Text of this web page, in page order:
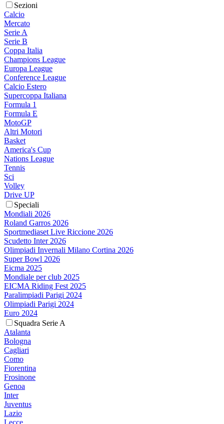
Sezioni
Calcio
Mercato
Serie A
Serie B
Coppa Italia
Champions League
Europa League
Conference League
Calcio Estero
Supercoppa Italiana
Formula 1
Formula E
MotoGP
Altri Motori
Basket
America's Cup
Nations League
Tennis
Sci
Volley
Drive UP
Speciali
Mondiali 2026
Roland Garros 2026
Sportmediaset Live Riccione 2026
Scudetto Inter 2026
Olimpiadi Invernali Milano Cortina 2026
Super Bowl 2026
Eicma 2025
Mondiale per club 2025
EICMA Riding Fest 2025
Paralimpiadi Parigi 2024
Olimpiadi Parigi 2024
Euro 2024
Squadra Serie A
Atalanta
Bologna
Cagliari
Como
Fiorentina
Frosinone
Genoa
Inter
Juventus
Lazio
Lecce